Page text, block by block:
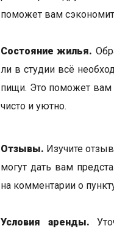
поможет вам
Состояние жилья.
ли в студии всё
пищи. Это поможет вам
чисто и уютно.
Отзывы. Изучите
могут дать вам
на комментарии о
Условия аренды.